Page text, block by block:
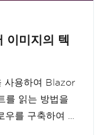
이미지의 텍
사용하여 Blazor
를 읽는 방법을
를 구축하여 이